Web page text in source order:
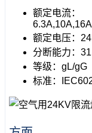
额定电流：
额定电压：
分断能力：
等级：gL/gG
标准：